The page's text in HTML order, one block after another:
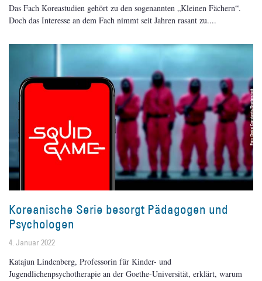
Das Fach Koreastudien gehört zu den sogenannten „Kleinen Fächern“.
Doch das Interesse an dem Fach nimmt seit Jahren rasant zu.
Koreanische Serie besorgt Pädagogen und
Psychologen
4. Januar 2022
Katajun Lindenberg, Professorin für Kinder- und
Jugendlichenpsychotherapie an der Goethe-Universität, erklärt, warum